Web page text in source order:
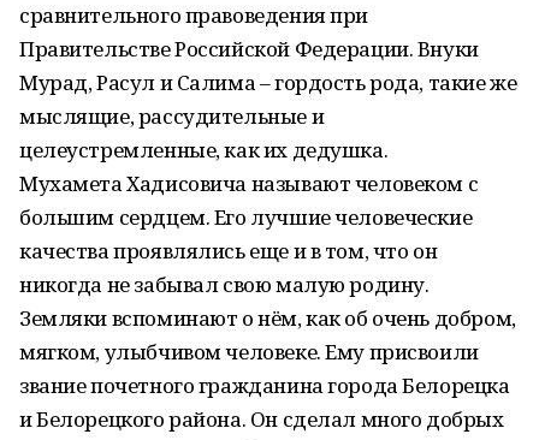
сравнительного правоведения при
Правительстве Российской Федерации. Внуки
Мурад, Расул и Салима – гордость рода, такие же
мыслящие, рассудительные и
целеустремленные, как их дедушка.
Мухамета Хадисовича называют человеком с
большим сердцем. Его лучшие человеческие
качества проявлялись еще и в том, что он
никогда не забывал свою малую родину.
Земляки вспоминают о нём, как об очень добром,
мягком, улыбчивом человеке. Ему присвоили
звание почетного гражданина города Белорецка
и Белорецкого района. Он сделал много добрых